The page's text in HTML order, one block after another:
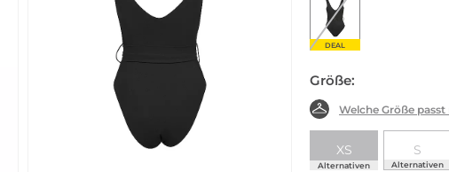
DEAL
Größe:
Welche Größe passt
XS
Alternativen
S
Alternativen